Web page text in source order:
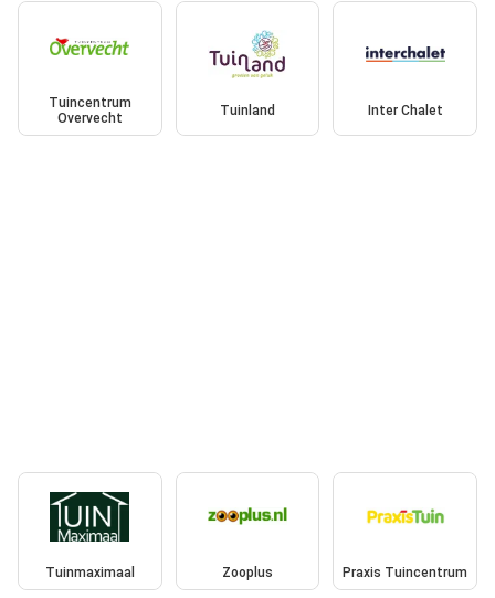
Tuincentrum
Overvecht
Tuinland Inter Chalet
Tuinmaximaal Zooplus Praxis Tuincentrum